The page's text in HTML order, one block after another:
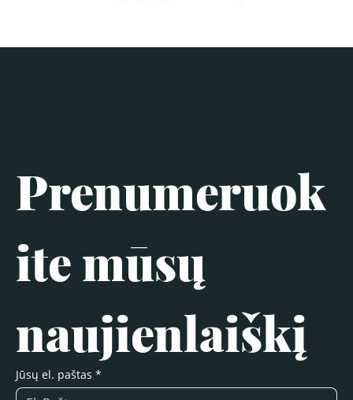
Prenumeruok
ite mūsų
naujienlaiškį
Jūsų el. paštas *